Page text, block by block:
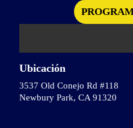
Ubicación
3537 Old Conejo Rd #118
Newbury Park, CA 91320